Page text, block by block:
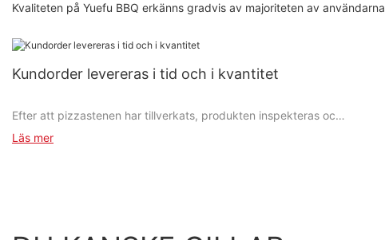
Kvaliteten på Yuefu BBQ erkänns gradvis av majoriteten av användarna
Kundorder levereras i tid och i kvantitet
Efter att pizzastenen har tillverkats, produkten inspekteras och
poleras innan den levereras till kund
Läs mer